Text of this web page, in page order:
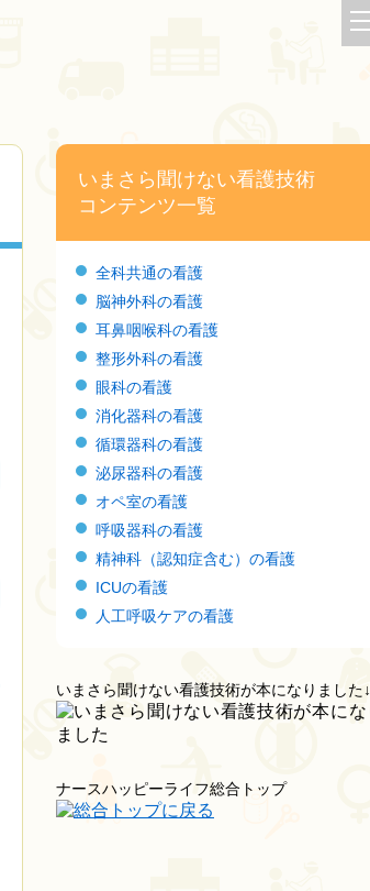
いまさら聞けない看護技術
コンテンツ一覧
全科共通の看護
脳神外科の看護
耳鼻咽喉科の看護
整形外科の看護
眼科の看護
消化器科の看護
循環器科の看護
泌尿器科の看護
オペ室の看護
呼吸器科の看護
精神科（認知症含む）の看護
ICUの看護
人工呼吸ケアの看護
いまさら聞けない看護技術が本になりました↓
ナースハッピーライフ総合トップ